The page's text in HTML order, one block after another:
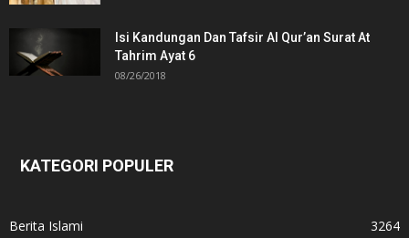
Isi Kandungan Dan Tafsir Al Qur’an Surat At
Tahrim Ayat 6
08/26/2018
KATEGORI POPULER
Berita Islami
3264